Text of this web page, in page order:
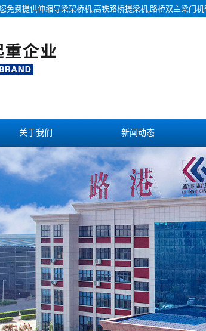
免费提供伸缩导梁架桥机,高铁路桥提梁机,路桥双主梁门
关于我们 新闻动态